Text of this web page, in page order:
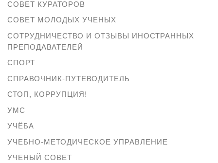
СОВЕТ КУРАТОРОВ
СОВЕТ МОЛОДЫХ УЧЕНЫХ
СОТРУДНИЧЕСТВО И ОТЗЫВЫ ИНОСТРАННЫХ
ПРЕПОДАВАТЕЛЕЙ
СПОРТ
СПРАВОЧНИК-ПУТЕВОДИТЕЛЬ
СТОП, КОРРУПЦИЯ!
УМС
УЧЁБА
УЧЕБНО-МЕТОДИЧЕСКОЕ УПРАВЛЕНИЕ
УЧЕНЫЙ СОВЕТ